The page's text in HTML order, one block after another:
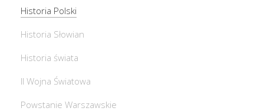
Historia Polski
Historia Słowian
Historia świata
II Wojna Światowa
Powstanie Warszawskie